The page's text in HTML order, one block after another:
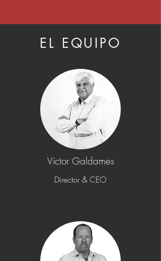
EL EQUIPO
Victor Galdames
Director & CEO